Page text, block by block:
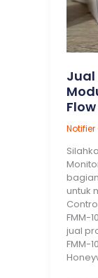
Jual
Notifier
untuk
FMM-
jual
FMM-